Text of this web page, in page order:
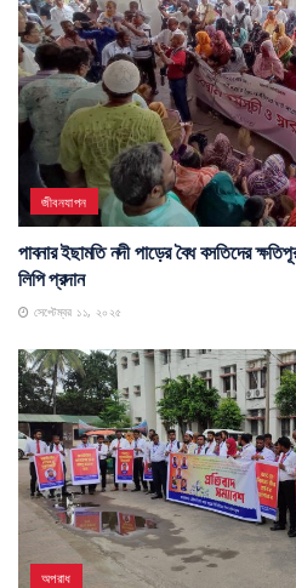
জীবনযাপন
পাবনার ইছামতি নদী পাড়ের বৈধ বসতিদের
লিপি প্রদান
সেপ্টেম্বর ১১, ২০২৫
অপরাধ